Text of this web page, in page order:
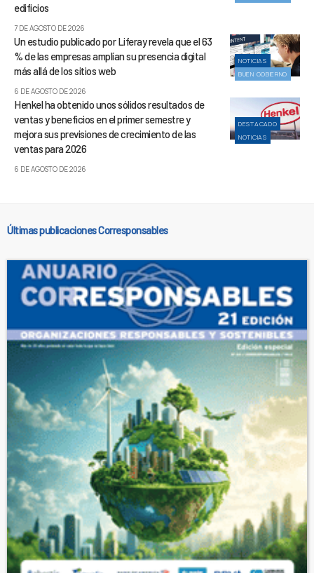
edificios
7 DE AGOSTO DE 2026
NOTICIAS
BUEN GOBIERNO
Un estudio publicado por Liferay revela que el 63
% de las empresas amplían su presencia digital
más allá de los sitios web
6 DE AGOSTO DE 2026
DESTACADO
NOTICIAS
Henkel ha obtenido unos sólidos resultados de
ventas y beneficios en el primer semestre y
mejora sus previsiones de crecimiento de las
ventas para 2026
6 DE AGOSTO DE 2026
Últimas publicaciones Corresponsables